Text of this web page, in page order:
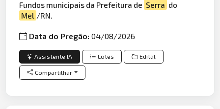
Fundos municipais da Prefeitura de Serra do
Mel /RN.
Data do Pregão:04/08/2026
Assistente IA Lotes Edital
Compartilhar